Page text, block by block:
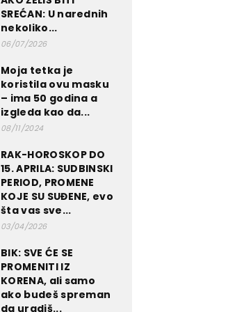
SREĆAN: U narednih
nekoliko...
06/07/2026
Moja tetka je
koristila ovu masku
– ima 50 godina a
izgleda kao da...
08/11/2024
RAK-HOROSKOP DO
15. APRILA: SUDBINSKI
PERIOD, PROMENE
KOJE SU SUĐENE, evo
šta vas sve...
03/04/2026
BIK: SVE ĆE SE
PROMENITI IZ
KORENA, ali samo
ako budeš spreman
da uradiš...